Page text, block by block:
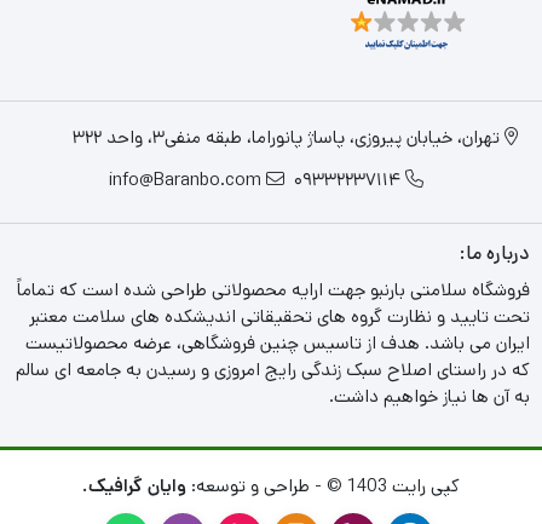
تهران، خیابان پیروزی، پاساژ پانوراما، طبقه منفی3، واحد 322
09332237114
info@Baranbo.com
درباره ما:
فروشگاه سلامتی بارنبو جهت ارایه محصولاتی طراحی شده است که تماماً
تحت تایید و نظارت گروه های تحقیقاتی اندیشکده های سلامت معتبر
ایران می باشد. هدف از تاسیس چنین فروشگاهی، عرضه محصولاتیست
که در راستای اصلاح سبک زندگی رایج امروزی و رسیدن به جامعه ای سالم
به آن ها نیاز خواهیم داشت.
کپی رایت 1403 © - طراحی و توسعه: وایان گرافیک.